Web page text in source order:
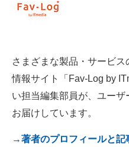
さまざまな製品・サービ
情報サイト「Fav-Log by
い担当編集部員が、ユー
お届けしています。
→著者のプロフィールと記